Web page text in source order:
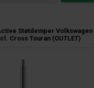
Støtdemper Volkswagen
Cross Touran (OUTLET)